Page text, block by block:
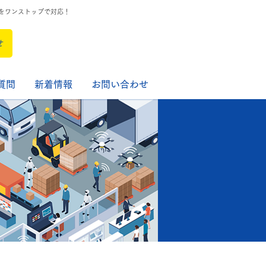
ワンストップで対応！
問 新着情報 お問い合わせ